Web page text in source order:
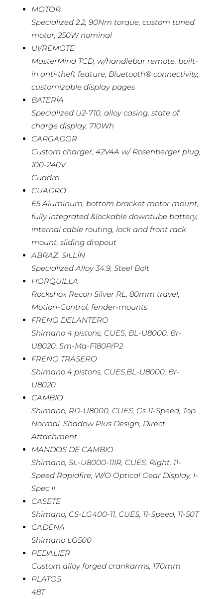
MOTOR
Specialized 2.2, 90Nm torque, custom tuned
motor, 250W nominal
UI/REMOTE
MasterMind TCD, w/handlebar remote, built-
in anti-theft feature, Bluetooth® connectivity,
customizable display pages
BATERÍA
Specialized U2-710, alloy casing, state of
charge display, 710Wh
CARGADOR
Custom charger, 42V4A w/ Rosenberger plug,
100-240V
Cuadro
CUADRO
E5 Aluminum, bottom bracket motor mount,
fully integrated &lockable downtube battery,
internal cable routing, lock and front rack
mount, sliding dropout
ABRAZ. SILLÍN
Specialized Alloy 34.9, Steel Bolt
HORQUILLA
Rockshox Recon Silver RL, 80mm travel,
Motion-Control, fender-mounts
FRENO DELANTERO
Shimano 4 pistons, CUES, BL-U8000, Br-
U8020, Sm-Ma-F180P/P2
FRENO TRASERO
Shimano 4 pistons, CUES,BL-U8000, Br-
U8020
CAMBIO
Shimano, RD-U8000, CUES, Gs 11-Speed, Top
Normal, Shadow Plus Design, Direct
Attachment
MANDOS DE CAMBIO
Shimano, SL-U8000-11IR, CUES, Right, 11-
Speed Rapidfire, W/O Optical Gear Display, I-
Spec Ii
CASETE
Shimano, CS-LG400-11, CUES, 11-Speed, 11-50T
CADENA
Shimano LG500
PEDALIER
Custom alloy forged crankarms, 170mm
PLATOS
48T